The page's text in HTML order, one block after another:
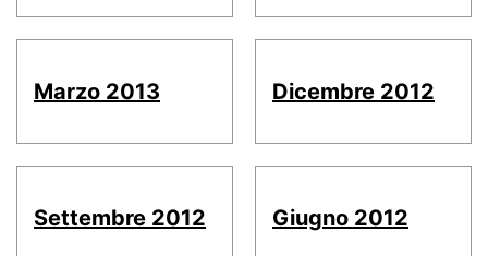
Marzo 2013 Dicembre 2012
Settembre 2012 Giugno 2012